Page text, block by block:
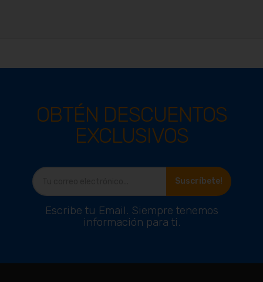
Ver producto
OBTÉN DESCUENTOS
EXCLUSIVOS
Suscríbete!
Escribe tu Email. Siempre tenemos
información para ti.